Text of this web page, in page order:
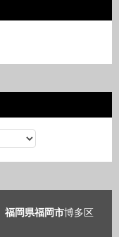
福岡県福岡市博多区